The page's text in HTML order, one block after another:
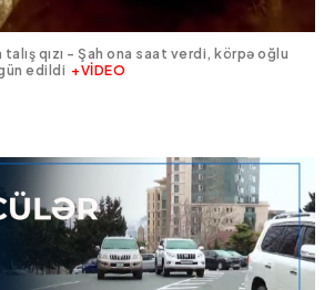
qızı - Şah ona saat verdi, körpə oğlu
edildi +VİDEO